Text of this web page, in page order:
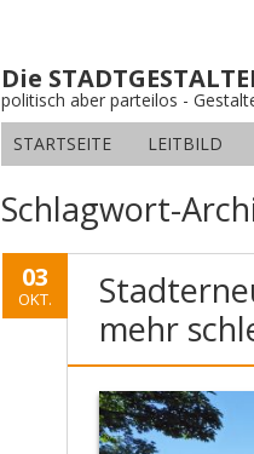
Die
politisch aber parteilos -
STARTSEITE
LEITBILD
Schlagwort-
03
OKT.
mehr